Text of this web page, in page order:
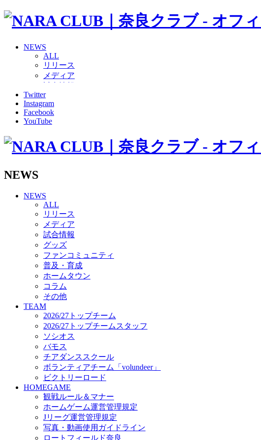
NEWS
ALL
リリース
メディア
グッズ
ファンコミュニティ
普及・育成
ホームタウン
その他
バモス
チアダンススクール
ボランティアチーム「volundeer」
ビクトリーロード
HOMEGAME
観戦ルール＆マナー
ホームゲーム運営管理規定
Jリーグ運営管理規定
写真・動画使用ガイドライン
ロートフィールド奈良
SCHEDULE
2026/27
練習見学時のファンサービスについて
TICKET
奈良クラブ明治安田J3リーグ2026/27シーズン試合観戦チケット
奈良クラブ明治安田Ｊ3リーグ 2026/27シーズン「鹿パス」
観戦ルール＆マナー
FANCOMMUNITY
2026/27ファンコミュニティ
サポートショップ
GOODS
オフィシャルストア（実店舗）
オンラインストア
ACADEMY
アカデミーについて
Twitter
Instagram
Facebook
YouTube
NEWS
NEWS
ALL
リリース
メディア
試合情報
グッズ
ファンコミュニティ
普及・育成
ホームタウン
コラム
その他
TEAM
2026/27トップチーム
2026/27トップチームスタッフ
ソシオス
バモス
チアダンススクール
ボランティアチーム「volundeer」
ビクトリーロード
HOMEGAME
観戦ルール＆マナー
ホームゲーム運営管理規定
Jリーグ運営管理規定
写真・動画使用ガイドライン
ロートフィールド奈良